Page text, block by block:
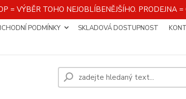
= VÝBĚR TOHO NEJOBLÍBENĚJŠÍHO. PRODEJNA
PODMÍNKY SKLADOVÁ DOSTUPNOST